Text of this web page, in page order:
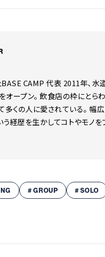
ルタ
ープ込み）、21.5cm（ベルトル
シース込)
属(ベルトループ付き)
比べると触れる機会が少な
いため慣れると使いやすく
の刃物は効き手に左右さ
上での調理と木を削るこ
た。 片刃なので食い込み
フよりも得意。木を削る作
突起は魚の血合いを取った
BASE CAMP 代表 2011年、水
オープン。 飲食店の枠にと
て多くの人に愛されている。
う経歴を生かしてコトやモノ
# GROUP # SOLO